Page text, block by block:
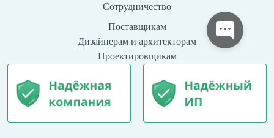
Сотрудничество
Поставщикам
Дизайнерам и архитекторам
Проектировщикам